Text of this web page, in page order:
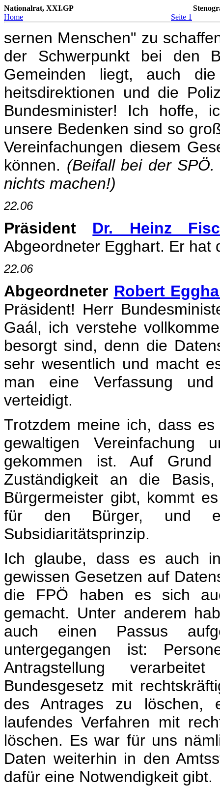
Nationalrat, XXI.GP
Home
Seite 1
sernen Menschen" zu
der Schwerpunkt bei den
Gemeinden liegt, auch
heitsdirektionen und die
Bundesminister! Ich hoffe,
unsere Bedenken sind so
Vereinfachungen diesem
können. (Beifall bei der
nichts machen!)
22.06
Präsident Dr. Heinz
Abgeordneter Egghart. Er hat
22.06
Abgeordneter Robert
Präsident! Herr
Gaál, ich verstehe
besorgt sind, denn die
sehr wesentlich und macht
man eine Verfassung
verteidigt.
Trotzdem meine ich, dass
gewaltigen Vereinfachung
gekommen ist. Auf
Zuständigkeit an die
Bürgermeister gibt, kommt
für den Bürger, und
Subsidiaritätsprinzip.
Ich glaube, dass es auch
gewissen Gesetzen auf
die FPÖ haben es sich
gemacht. Unter anderem
auch einen Passus
untergegangen ist:
Antragstellung
Bundesgesetz mit
des Antrages zu löschen,
laufendes Verfahren mit
löschen. Es war für uns
Daten weiterhin in den
dafür eine Notwendigkeit gibt.